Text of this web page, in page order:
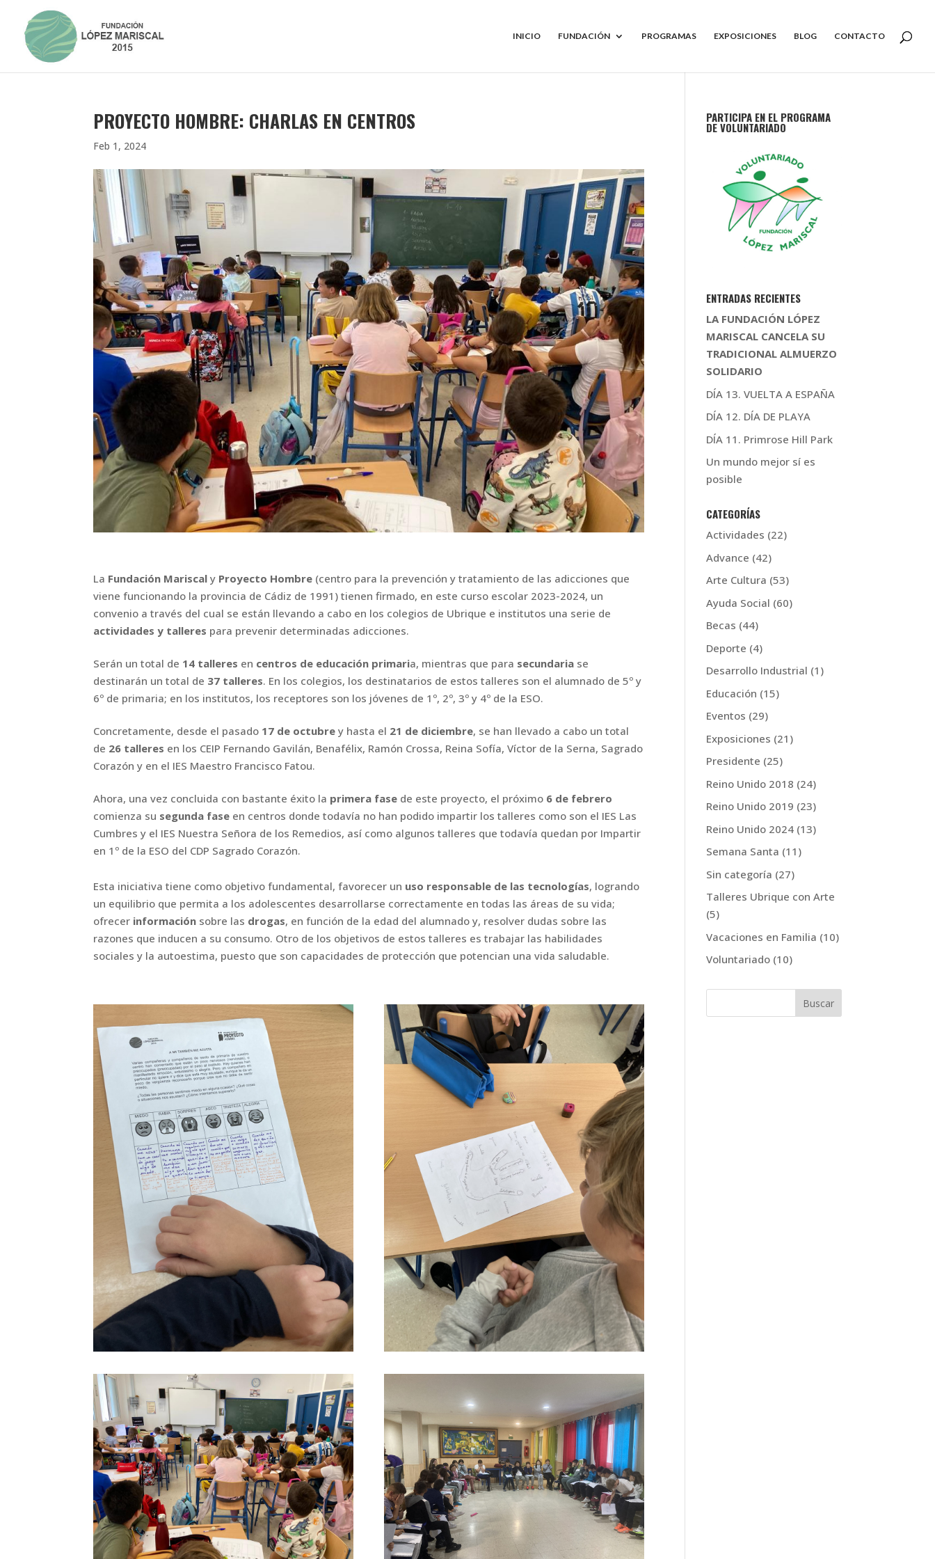
INICIO FUNDACIÓN PROGRAMAS EXPOSICIONES BLOG CONTACTO
PROYECTO HOMBRE: CHARLAS EN CENTROS
Feb 1, 2024
La Fundación Mariscal y Proyecto Hombre (centro para la prevencióny tratamiento de las adicciones que
viene funcionando la provincia de Cádiz de 1991) tienen firmado, en este curso escolar 2023-2024, un
convenio a través del cual se están llevando a cabo en los colegios de Ubrique e institutos una serie de
actividades y talleres para prevenir determinadas adicciones.
Serán un total de 14 talleres en centros de educación primaria, mientras que para secundaria se
destinarán un total de 37 talleres. En los colegios, los destinatarios de estos talleres son el alumnado de 5ºy
6º de primaria; en los institutos, los receptores son los jóvenes de 1º, 2º, 3º y 4º de la ESO.
Concretamente, desde el pasado 17 de octubre y hasta el 21 de diciembre, se han llevado a cabo un total
de 26 talleres en los CEIP Fernando Gavilán, Benafélix, Ramón Crossa, Reina Sofía, Víctor de la Serna, Sagrado
Corazón y en el IES Maestro Francisco Fatou.
Ahora, una vez concluida con bastante éxito la primera fase de este proyecto, el próximo 6 de febrero
comienza su segunda fase en centros donde todavía no han podido impartir los talleres como son el IES Las
Cumbres y el IES Nuestra Señora de los Remedios, así como algunos talleres que todavía quedan por Impartir
en 1º de la ESO del CDP Sagrado Corazón.
Esta iniciativa tiene como objetivo fundamental, favorecer un uso responsable de las tecnologías, logrando
un equilibrio que permita a los adolescentes desarrollarse correctamente en todas las áreas de su vida;
ofrecer información sobre las drogas, en función de la edad del alumnado y, resolver dudas sobre las
razones que inducen a su consumo. Otro de los objetivos de estos talleres es trabajar las habilidades
sociales y la autoestima, puesto que son capacidades de protección que potencian una vida saludable.
PARTICIPA EN EL PROGRAMA
DE VOLUNTARIADO
ENTRADAS RECIENTES
LA FUNDACIÓN LÓPEZ
MARISCAL CANCELA SU
TRADICIONAL ALMUERZO
SOLIDARIO
DÍA 13. VUELTA A ESPAÑA
DÍA 12. DÍA DE PLAYA
DÍA 11. Primrose Hill Park
Un mundo mejor sí es
posible
CATEGORÍAS
Actividades (22)
Advance (42)
Arte Cultura (53)
Ayuda Social (60)
Becas (44)
Deporte (4)
Desarrollo Industrial (1)
Educación (15)
Eventos (29)
Exposiciones (21)
Presidente (25)
Reino Unido 2018 (24)
Reino Unido 2019 (23)
Reino Unido 2024 (13)
Semana Santa (11)
Sin categoría (27)
Talleres Ubrique con Arte
(5)
Vacaciones en Familia (10)
Voluntariado (10)